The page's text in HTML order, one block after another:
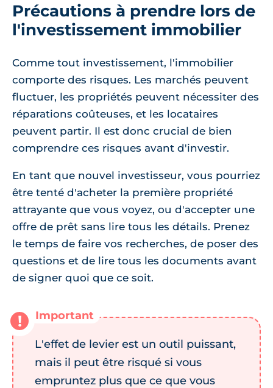
Précautions à prendre lors de
l'investissement immobilier
Comme tout investissement, l'immobilier
comporte des risques. Les marchés peuvent
fluctuer, les propriétés peuvent nécessiter des
réparations coûteuses, et les locataires
peuvent partir. Il est donc crucial de bien
comprendre ces risques avant d'investir.
En tant que nouvel investisseur, vous pourriez
être tenté d'acheter la première propriété
attrayante que vous voyez, ou d'accepter une
offre de prêt sans lire tous les détails. Prenez
le temps de faire vos recherches, de poser des
questions et de lire tous les documents avant
de signer quoi que ce soit.
L'effet de levier est un outil puissant,
mais il peut être risqué si vous
empruntez plus que ce que vous